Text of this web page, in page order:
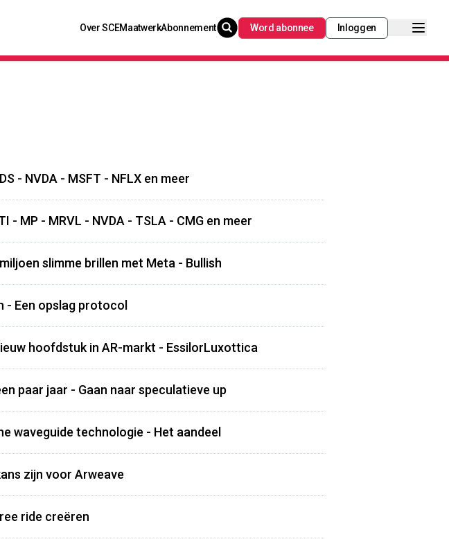
Over SCEMaatwerkAbonnement Word abonnee Inloggen
- NVDA - MSFT - NFLX en meer
- MP - MRVL - NVDA - TSLA - CMG en meer
slimme brillen met Meta - Bullish
- Een opslag protocol
hoofdstuk in AR-markt - EssilorLuxottica
paar jaar - Gaan naar speculatieve up
waveguide technologie - Het aandeel
zijn voor Arweave
ride creëren